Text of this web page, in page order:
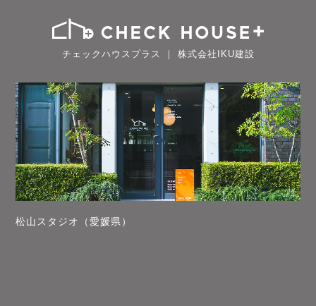
チェックハウスプラス ｜ 株式会社IKU建設
松山スタジオ（愛媛県）